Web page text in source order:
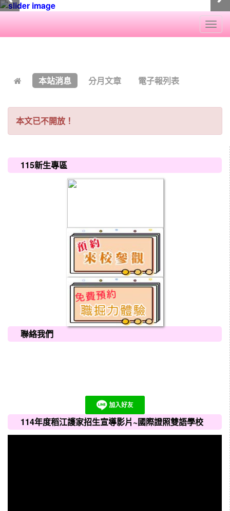
本站消息 分月文章 電子報列表
本文已不開放！
115新生專區
聯絡我們
114年度稻江護家招生宣導影片~國際證照雙語學校